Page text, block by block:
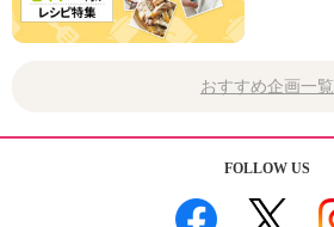
おすすめ企画一覧
FOLLOW US